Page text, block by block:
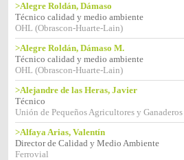
>Alegre Roldán, Dámaso
Técnico calidad y medio ambiente
OHL (Obrascon-Huarte-Lain)
>Alegre Roldán, Dámaso M.
Técnico calidad y medio ambiente
OHL (Obrascon-Huarte-Lain)
>Alejandre de las Heras, Javier
Técnico
Unión de Pequeños Agricultores y
>Alfaya Arias, Valentín
Director de Calidad y Medio Ambiente
Ferrovial